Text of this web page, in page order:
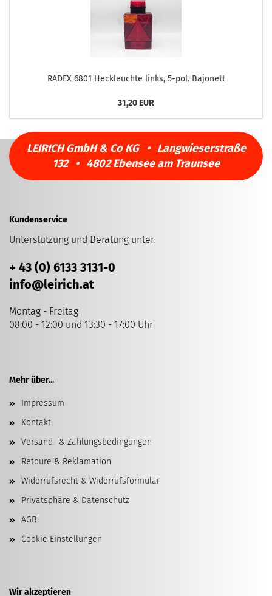
RADEX 6801 Heckleuchte links, 5-pol. Bajonett
31,20 EUR
LEIRICH GmbH & Co KG • Langwieserstraße
132 • 4802 Ebensee am Traunsee
Kundenservice
Unterstützung und Beratung unter:
+ 43 (0) 6133 3131-0
info@leirich.at
Montag - Freitag
08:00 - 12:00 und 13:30 - 17:00 Uhr
Mehr über...
Impressum
Kontakt
Versand- & Zahlungsbedingungen
Retoure & Reklamation
Widerrufsrecht & Widerrufsformular
Privatsphäre & Datenschutz
AGB
Cookie Einstellungen
Wir akzeptieren